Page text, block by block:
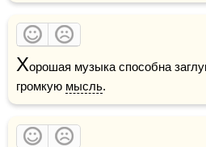
Хорошая музыка способна
громкую мысль.